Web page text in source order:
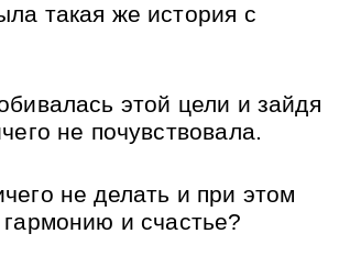
такая же история с
этой цели и зайдя
не почувствовала.
не делать и при этом
гармонию и счастье?